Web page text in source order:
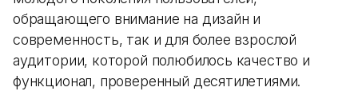
обращающего внимание на дизайн и
современность, так и для более взрослой
аудитории, которой полюбилось качество и
функционал, проверенный десятилетиями.